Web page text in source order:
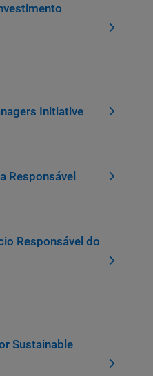
Initiative
Responsável
Responsável do
Sustainable